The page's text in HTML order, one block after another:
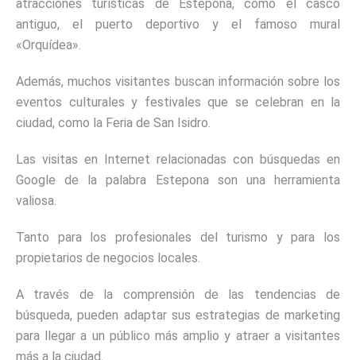
atracciones turísticas de Estepona, como el casco
antiguo, el puerto deportivo y el famoso mural
«Orquídea».
Además, muchos visitantes buscan información sobre los
eventos culturales y festivales que se celebran en la
ciudad, como la Feria de San Isidro.
Las visitas en Internet relacionadas con búsquedas en
Google de la palabra Estepona son una herramienta
valiosa.
Tanto para los profesionales del turismo y para los
propietarios de negocios locales.
A través de la comprensión de las tendencias de
búsqueda, pueden adaptar sus estrategias de marketing
para llegar a un público más amplio y atraer a visitantes
más a la ciudad.